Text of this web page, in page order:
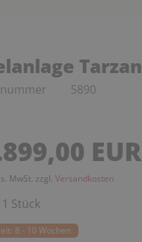
Tarzan
5890
EUR
MwSt. zzgl. Versandkosten
1 Stück
8 - 10 Wochen